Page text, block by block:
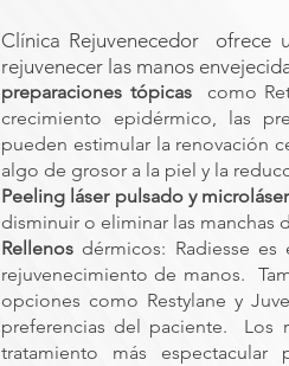
Clínica Rejuvenecedor
ofrece
rejuvenecer las manos
preparaciones tópicas
como
crecimiento epidérmico, las
pueden estimular la renovación
algo de grosor a la piel y la
Peeling láser pulsado y microláser
disminuir o eliminar las manchas
Rellenos dérmicos: Radiesse
rejuvenecimiento de manos.
opciones como Restylane y
preferencias del paciente.
Los
tratamiento más espectacular